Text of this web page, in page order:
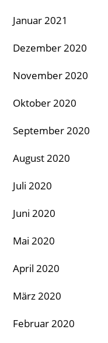
Januar 2021
Dezember 2020
November 2020
Oktober 2020
September 2020
August 2020
Juli 2020
Juni 2020
Mai 2020
April 2020
März 2020
Februar 2020